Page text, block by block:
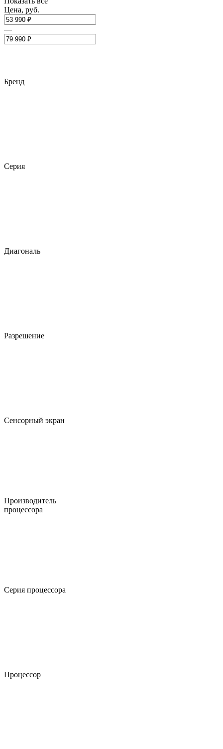
Цена, руб.
—
Бренд
Серия
Диагональ
Разрешение
Сенсорный экран
Производитель
процессора
Серия процессора
Процессор